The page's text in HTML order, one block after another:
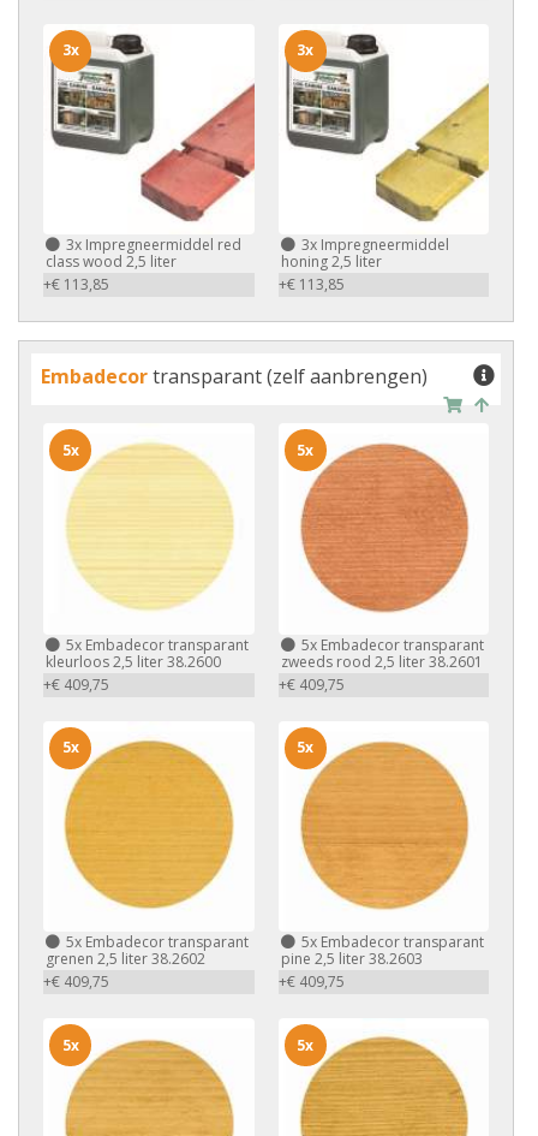
3x Impregneermiddel red
class wood 2,5 liter
+€ 113,85
3x
3xImpregneermiddel
honing 2,5 liter
+€ 113,85
3x
Embadecortransparant (zelf aanbrengen)
5x Embadecor transparant
kleurloos 2,5 liter 38.2600
+€ 409,75
5x
5xEmbadecor transparant
zweeds rood 2,5 liter 38.2601
+€ 409,75
5x
5x Embadecor transparant
grenen 2,5 liter 38.2602
+€ 409,75
5x
5xEmbadecor transparant
pine 2,5 liter 38.2603
+€ 409,75
5x
5x 5x